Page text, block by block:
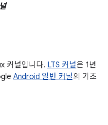
커널입니다. LTS 커널은 1년
Android 일반 커널의 기초